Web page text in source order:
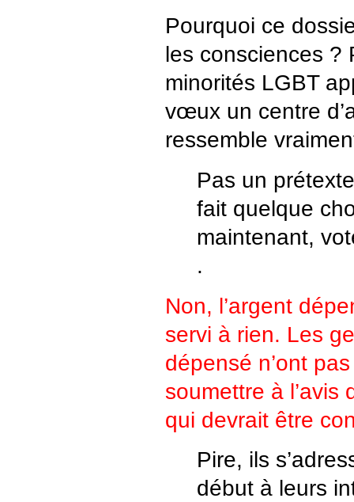
Pourquoi ce
les consciences ?
minorités LGBT
vœux un centre
ressemble
Pas un
fait quelque
maintenant,
.
Non, l’argent
servi à rien. Les
dépensé n’ont
soumettre à l’avis
qui devrait être
Pire, ils
début à leurs